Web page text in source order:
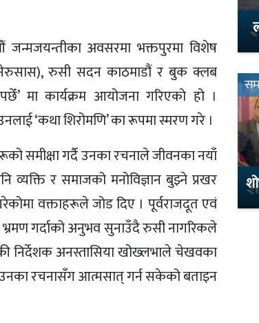
अवसरमा भक्तपुरमा विशेष
रुसी सदन काठमाडौं र बुक क्लब
मा कार्यक्रम आयोजना गरिएको हो ।
‘कथा शिरोमणि’ का रूपमा स्मरण गरे ।
समीक्षा गर्दै उनका रचनाले जीवनका नयाँ
र समाजको मनोविज्ञान बुझ्ने प्रखर
वक्ताहरूले जोड दिए । पूर्वराजदूत एवं
गर्दाको अनुभव सुनाउँदै रुसी नागरिकले
निर्देशक अनस्तासिया खोख्लभाले चेखवका
रचनासँग आत्मसात् गर्न सकेको बताइन